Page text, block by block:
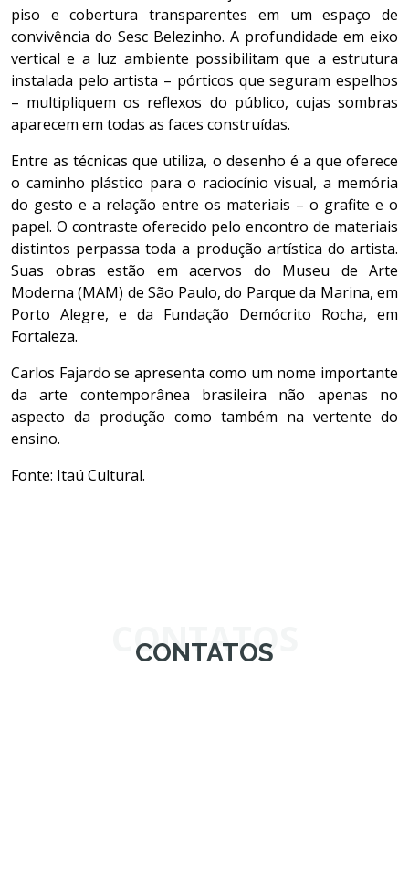
piso e cobertura transparentes em um espaço de
convivência do Sesc Belezinho. A profundidade em eixo
vertical e a luz ambiente possibilitam que a estrutura
instalada pelo artista ­– pórticos que seguram espelhos
­­­– multipliquem os reflexos do público, cujas sombras
aparecem em todas as faces construídas.
Entre as técnicas que utiliza, o desenho é a que oferece
o caminho plástico para o raciocínio visual, a memória
do gesto e a relação entre os materiais – o grafite e o
papel. O contraste oferecido pelo encontro de materiais
distintos perpassa toda a produção artística do artista.
Suas obras estão em acervos do Museu de Arte
Moderna (MAM) de São Paulo, do Parque da Marina, em
Porto Alegre, e da Fundação Demócrito Rocha, em
Fortaleza.
Carlos Fajardo se apresenta como um nome importante
da arte contemporânea brasileira não apenas no
aspecto da produção como também na vertente do
ensino.
Fonte: Itaú Cultural.
CONTATOS
CONTATOS